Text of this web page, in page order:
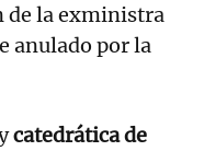
de la exministra
anulado por la
catedrática de